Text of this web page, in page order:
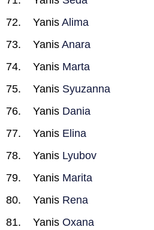
Yanis Alima
Yanis Anara
Yanis Marta
Yanis Syuzanna
Yanis Dania
Yanis Elina
Yanis Lyubov
Yanis Marita
Yanis Rena
Yanis Oxana